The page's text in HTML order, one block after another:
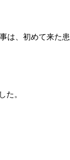
は、初めて来た
た。